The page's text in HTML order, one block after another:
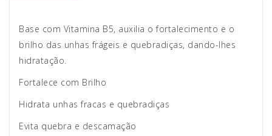
Base com Vitamina B5, auxilia o fortalecimento e o
brilho das unhas frágeis e quebradiças, dando-lhes
hidratação.
Fortalece com Brilho
Hidrata unhas fracas e quebradiças
Evita quebra e descamação